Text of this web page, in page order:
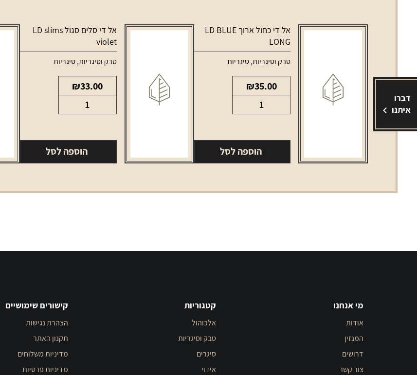
דברו
איתנו
אל די כחול ארוך LD BLUE
LONG
טבק וסיגריות,סיגריות
₪35.00
של
די
BLUE
הוספה לסל
אל די סלים סגול LD slims
violet
טבק וסיגריות,סיגריות
₪33.00
של
די
slims
הוספה לסל
מי אנחנו
אודות
המגזין
דרושים
צור קשר
קטגוריות
אלכוהול
טבק וסיגריות
סיגרים
אידוי
קישורים שימושיים
הצהרת נגישות
תקנון האתר
מדיניות משלוחים
מדיניות פרטיות